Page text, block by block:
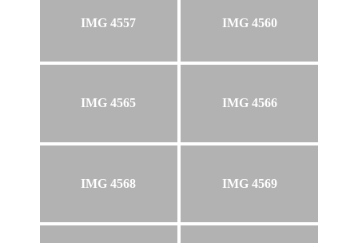
IMG 4557 IMG 4560
IMG 4565 IMG 4566
IMG 4568 IMG 4569